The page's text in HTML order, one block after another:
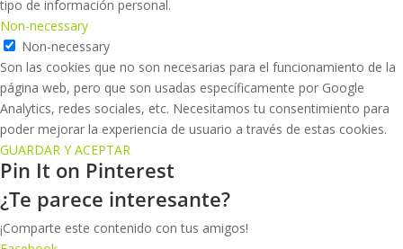
tipo de información personal.
Non-necessary
Non-necessary
Son las cookies que no son necesarias para el funcionamiento de la
página web, pero que son usadas específicamente por Google
Analytics, redes sociales, etc. Necesitamos tu consentimiento para
poder mejorar la experiencia de usuario a través de estas cookies.
GUARDAR Y ACEPTAR
Pin It on Pinterest
¿Te parece interesante?
¡Comparte este contenido con tus amigos!